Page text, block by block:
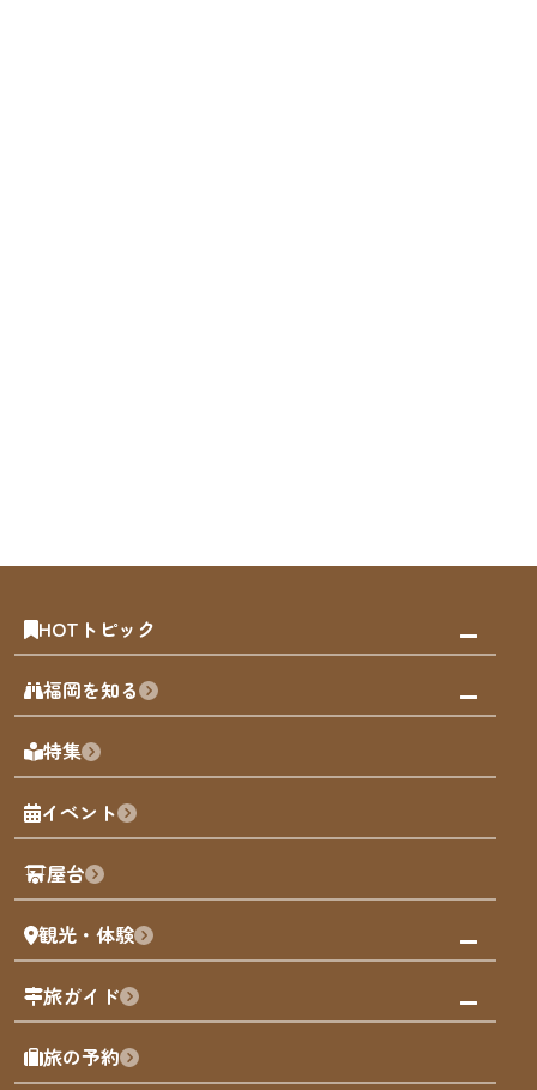
HOTトピック
みんなの旅行記
天神エリア
博多旧市街
福岡城
歴史・文化
福岡を知る
福岡の見どころ
福岡の魅力
観光カレンダー
観光PR動画
まち歩き
福岡グルメ
福岡を楽しむ
福岡のアート
特集
イベント
屋台
観光・体験
観る・遊ぶ
屋台
買う
旅ガイド
モデルコース
旅の予約